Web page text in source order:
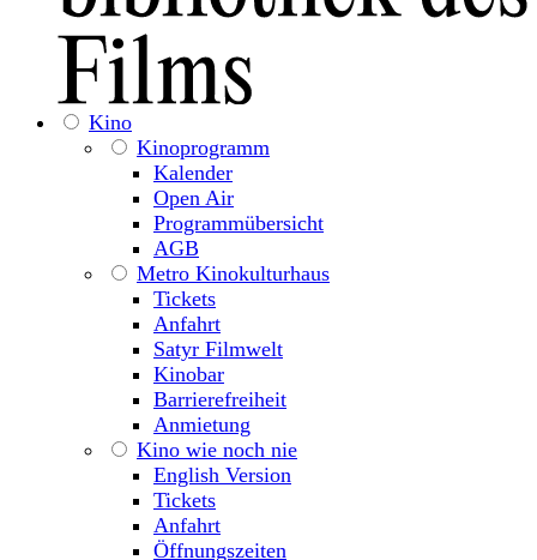
Kino
Kinoprogramm
Kalender
Open Air
Programmübersicht
AGB
Metro Kinokulturhaus
Tickets
Anfahrt
Satyr Filmwelt
Kinobar
Barrierefreiheit
Anmietung
Kino wie noch nie
English Version
Tickets
Anfahrt
Öffnungszeiten